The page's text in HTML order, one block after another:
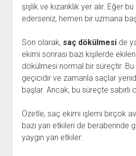
şişlik ve kızarıklık yer alır. Eğer
ederseniz, hemen bir uzmana
Son olarak, saç dökülmeside
ekimi sonrası bazı kişilerde
dökülmesi normal bir süreçtir.
geçicidir ve zamanla saçlar
başlar. Ancak, bu süreçte sabırlı
Özetle, saç ekimi işlemi birçok
bazı yan etkileri de beraberinde
yaygın yan etkiler: